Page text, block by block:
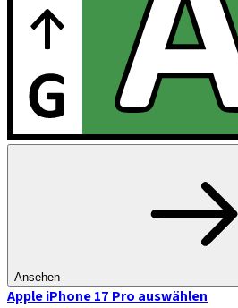
Ansehen
Apple iPhone 17 Pro auswählen